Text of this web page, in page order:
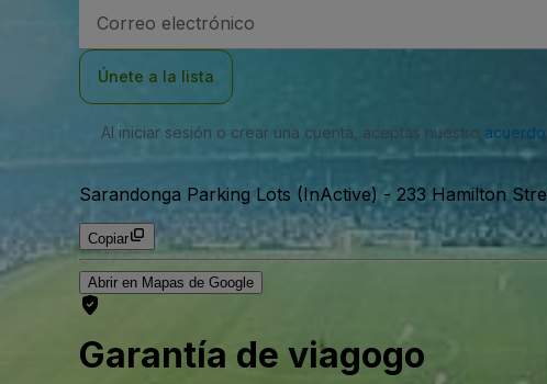
de
Únete a la lista
Al iniciar sesión o crear una cuenta, aceptas nuestro
Sarandonga Parking Lots (InActive) - 233 Hamilton
Copiar
Abrir en Mapas de Google
Garantía de viagogo